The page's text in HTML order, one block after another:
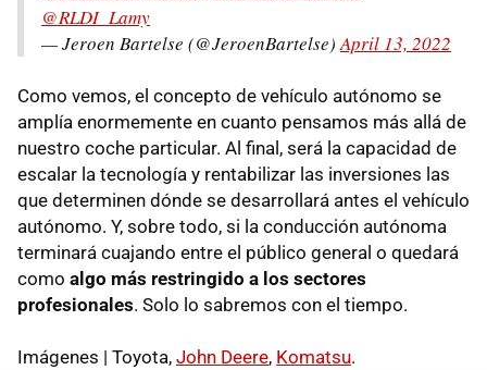
@RLDI_Lamy
— Jeroen Bartelse (@JeroenBartelse)April 13, 2022
Como vemos, el concepto de vehículo autónomo se
amplía enormemente en cuanto pensamos más allá de
nuestro coche particular. Al final, será la capacidad de
escalar la tecnología y rentabilizar las inversiones las
que determinen dónde se desarrollará antes el vehículo
autónomo. Y, sobre todo, si la conducción autónoma
terminará cuajando entre el público general o quedará
como algo más restringido a los sectores
profesionales. Solo lo sabremos con el tiempo.
Imágenes | Toyota, John Deere, Komatsu.